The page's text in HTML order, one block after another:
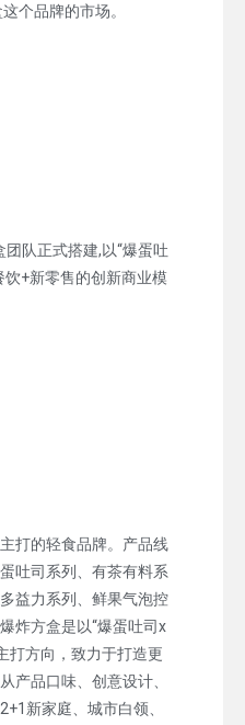
个品牌的市场。
队正式搭建,以“爆蛋吐
饮+新零售的创新商业模
打的轻食品牌。产品线
吐司系列、有茶有料系
益力系列、鲜果气泡控
炸方盒是以“爆蛋吐司x
打方向，致力于打造更
产品口味、创意设计、
新家庭、城市白领、